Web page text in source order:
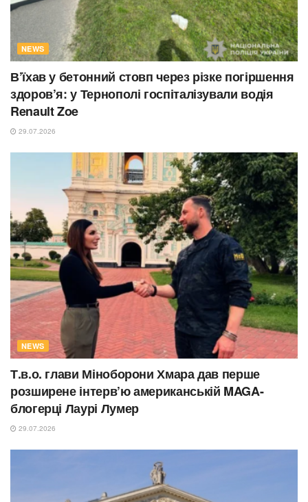
NEWS
В’їхав у бетонний стовп через різке погіршення
здоров’я: у Тернополі госпіталізували водія
Renault Zoe
29.07.2026
NEWS
Т.в.о. глави Міноборони Хмара дав перше
розширене інтерв’ю американській MAGA-
блогерці Лаурі Лумер
29.07.2026